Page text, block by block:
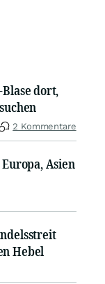
dort,
2 Kommentare
Asien
Hebel